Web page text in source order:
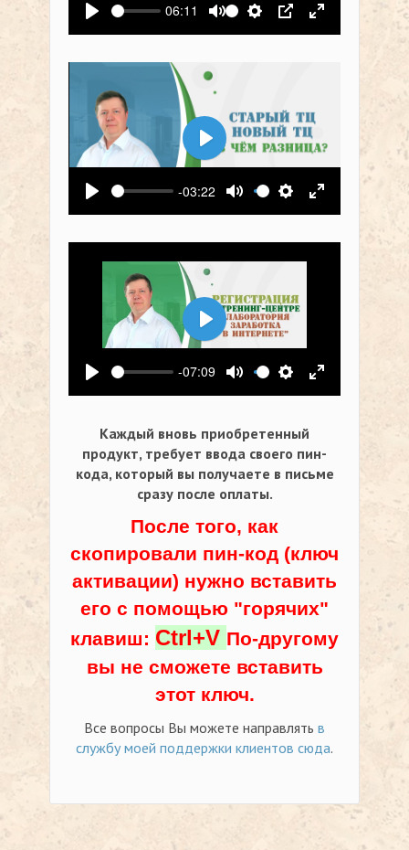
Воспроизвести
06:11
Выключить звук
Настройки
PIP На весь
Воспроизвести
-03:22
Выключить звук
Настройки
На весь
Воспроизвести
Воспроизвести
-07:09
Выключить звук
Настройки
На весь
Воспроизвести
Каждый вновь приобретенный
продукт, требует ввода своего пин-
кода, который вы получаете в письме
сразу после оплаты.
После того, как
скопировали пин-код (ключ
активации) нужно вставить
его с помощью "горячих"
клавиш: Ctrl+V По-другому
вы не сможете вставить
этот ключ.
Все вопросы Вы можете направлять в
службу моей поддержки клиентов сюда.